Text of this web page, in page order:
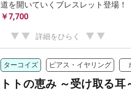
道を開いていくブレスレット登場！
￥7,700
詳細をひらく
ターコイズ ピアス・イヤリング
トトの恵み ～受け取る耳